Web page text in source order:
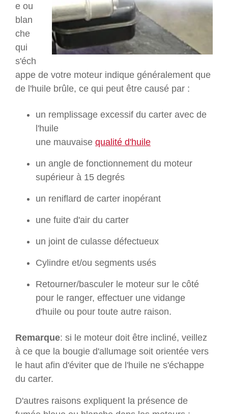
e ou
blan
che
qui
s'éch
appe de votre moteur indique généralement que
de l'huile brûle, ce qui peut être causé par :
un remplissage excessif du carter avec de
l'huile
une mauvaise qualité d'huile
un angle de fonctionnement du moteur
supérieur à 15 degrés
un reniflard de carter inopérant
une fuite d'air du carter
un joint de culasse défectueux
Cylindre et/ou segments usés
Retourner/basculer le moteur sur le côté
pour le ranger, effectuer une vidange
d'huile ou pour toute autre raison.
Remarque: si le moteur doit être incliné, veillez
à ce que la bougie d'allumage soit orientée vers
le haut afin d'éviter que de l'huile ne s'échappe
du carter.
D'autres raisons expliquent la présence de